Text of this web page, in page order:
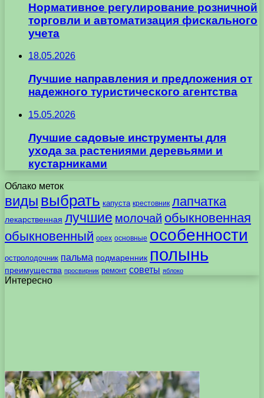
Нормативное регулирование розничной
торговли и автоматизация фискального
учета
18.05.2026
Лучшие направления и предложения от
надежного туристического агентства
15.05.2026
Лучшие садовые инструменты для
ухода за растениями деревьями и
кустарниками
Облако меток
виды выбрать капуста крестовник лапчатка
лекарственная лучшие молочай обыкновенная
обыкновенный орех основные особенности
остролодочник пальма подмаренник полынь
преимущества просвирник ремонт советы яблоко
Интересно